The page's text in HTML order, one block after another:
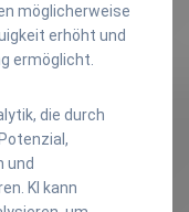
möglicherweise
erhöht und
ermöglicht.
die durch
und
KI kann